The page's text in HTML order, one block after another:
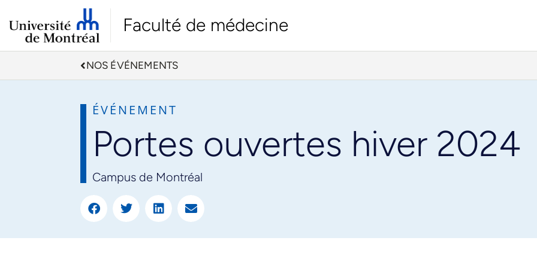
Faculté de médecine
NOS ÉVÉNEMENTS
ÉVÉNEMENT
Portes ouvertes hiver 2024
Campus de Montréal